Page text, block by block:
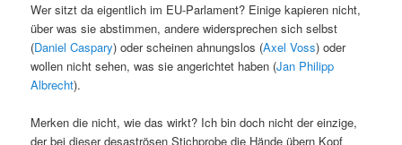
Wer sitzt da eigentlich im EU-Parlament? Einige kapieren nicht,
über was sie abstimmen, andere widersprechen sich selbst
(Daniel Caspary) oder scheinen ahnungslos (Axel Voss) oder
wollen nicht sehen, was sie angerichtet haben (Jan Philipp
Albrecht).
Merken die nicht, wie das wirkt? Ich bin doch nicht der einzige,
der bei dieser desaströsen Stichprobe die Hände übern Kopf